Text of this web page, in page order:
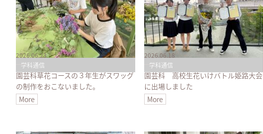
学科通信
2026.06.23
園芸科草花コースの３年生がスワッグ
の制作をおこないました。
More
学科通信
2026.06.18
園芸科 高校生花いけバトル姫路大会
に出場しました
More